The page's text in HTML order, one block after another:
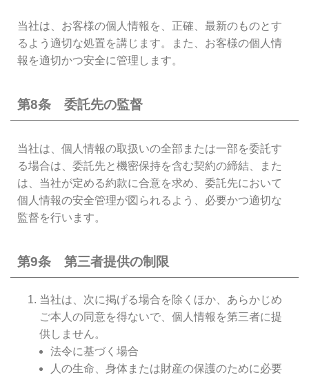
当社は、お客様の個人情報を、正確、最新のものとす
るよう適切な処置を講じます。また、お客様の個人情
報を適切かつ安全に管理します。
第8条 委託先の監督
当社は、個人情報の取扱いの全部または一部を委託す
る場合は、委託先と機密保持を含む契約の締結、また
は、当社が定める約款に合意を求め、委託先において
個人情報の安全管理が図られるよう、必要かつ適切な
監督を行います。
第9条 第三者提供の制限
当社は、次に掲げる場合を除くほか、あらかじめ
ご本人の同意を得ないで、個人情報を第三者に提
供しません。
法令に基づく場合
人の生命、身体または財産の保護のために必要